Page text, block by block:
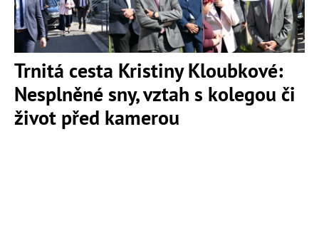
Trnitá cesta Kristiny Kloubkové:
Nesplněné sny, vztah s kolegou či
život před kamerou